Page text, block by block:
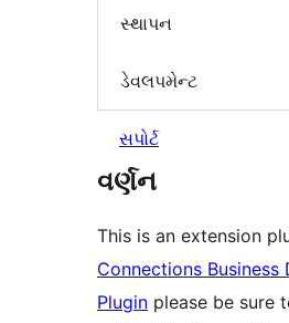
સ્થાપન
ડેવલપમેન્ટ
સપોર્ટ
વર્ણન
This is an extension
Connections Business
Plugin please be sure